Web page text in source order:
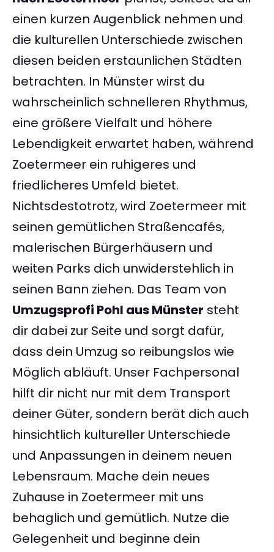
einen kurzen Augenblick nehmen und
die kulturellen Unterschiede zwischen
diesen beiden erstaunlichen Städten
betrachten. In Münster wirst du
wahrscheinlich schnelleren Rhythmus,
eine größere Vielfalt und höhere
Lebendigkeit erwartet haben, während
Zoetermeer ein ruhigeres und
friedlicheres Umfeld bietet.
Nichtsdestotrotz, wird Zoetermeer mit
seinen gemütlichen Straßencafés,
malerischen Bürgerhäusern und
weiten Parks dich unwiderstehlich in
seinen Bann ziehen. Das Team von
Umzugsprofi Pohl aus Münster steht
dir dabei zur Seite und sorgt dafür,
dass dein Umzug so reibungslos wie
Möglich abläuft. Unser Fachpersonal
hilft dir nicht nur mit dem Transport
deiner Güter, sondern berät dich auch
hinsichtlich kultureller Unterschiede
und Anpassungen in deinem neuen
Lebensraum. Mache dein neues
Zuhause in Zoetermeer mit uns
behaglich und gemütlich. Nutze die
Gelegenheit und beginne dein